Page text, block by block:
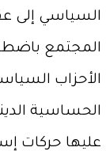
السياسي إلى
المجتمع
الأحزاب
الحساسية
عليها حركات